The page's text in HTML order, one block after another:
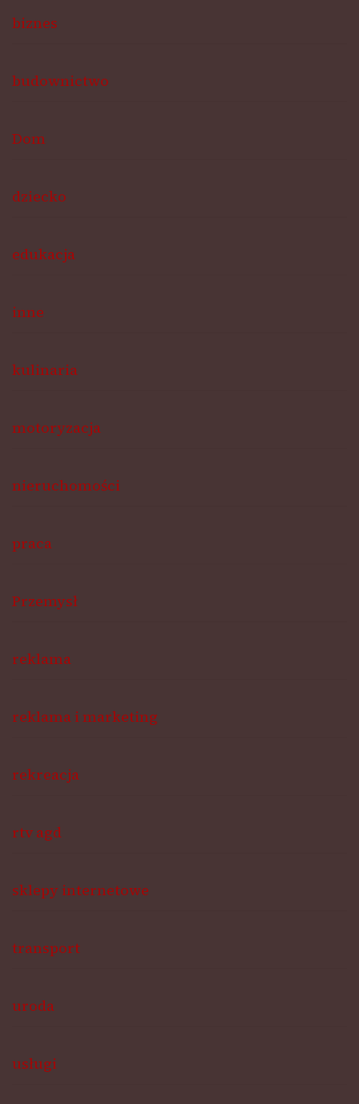
biznes
budownictwo
Dom
dziecko
edukacja
inne
kulinaria
motoryzacja
nieruchomości
praca
Przemysł
reklama
reklama i marketing
rekreacja
rtv agd
sklepy internetowe
transport
uroda
usługi